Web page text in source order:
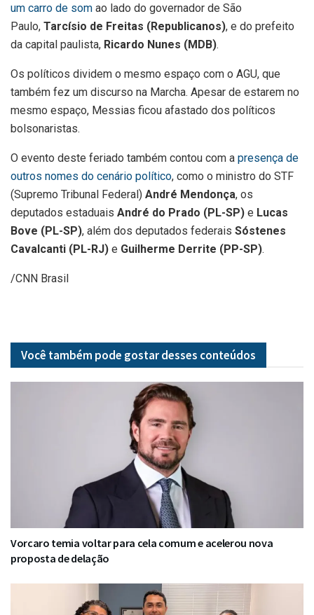
um carro de som ao lado do governador de São
Paulo, Tarcísio de Freitas (Republicanos), e do prefeito
da capital paulista, Ricardo Nunes (MDB).
Os políticos dividem o mesmo espaço com o AGU, que
também fez um discurso na Marcha. Apesar de estarem no
mesmo espaço, Messias ficou afastado dos políticos
bolsonaristas.
O evento deste feriado também contou com a presença de
outros nomes do cenário político, como o ministro do STF
(Supremo Tribunal Federal) André Mendonça, os
deputados estaduais André do Prado (PL-SP) e Lucas
Bove (PL-SP), além dos deputados federais Sóstenes
Cavalcanti (PL-RJ) e Guilherme Derrite (PP-SP).
/CNN Brasil
Você também pode gostar desses conteúdos
Vorcaro temia voltar para cela comum e acelerou nova
proposta de delação